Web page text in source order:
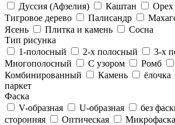
Дуссия (Афзелия)
Каштан Орех
Тигровое дерево
Палисандр
Ясень
Плитка и камень
Сосна
Тип рисунка
1-полосный
2-х полосный
3-х
Многополосный
С узором Ромб
Комбинированный
Камень ёлочка
паркет
Фаска
V-образная
U-образная без
сторонняя
Оптическая Микрофаска